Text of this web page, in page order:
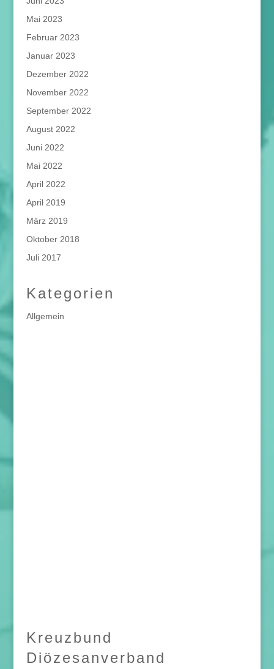
Mai 2023
Februar 2023
Januar 2023
Dezember 2022
November 2022
September 2022
August 2022
Juni 2022
Mai 2022
April 2022
April 2019
März 2019
Oktober 2018
Juli 2017
Kategorien
Allgemein
Kreuzbund
Diözesanverband